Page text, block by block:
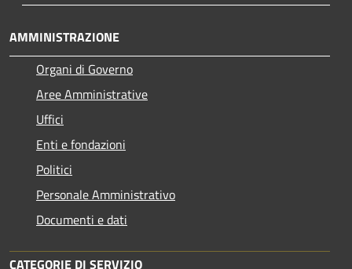
AMMINISTRAZIONE
Organi di Governo
Aree Amministrative
Uffici
Enti e fondazioni
Politici
Personale Amministrativo
Documenti e dati
CATEGORIE DI SERVIZIO